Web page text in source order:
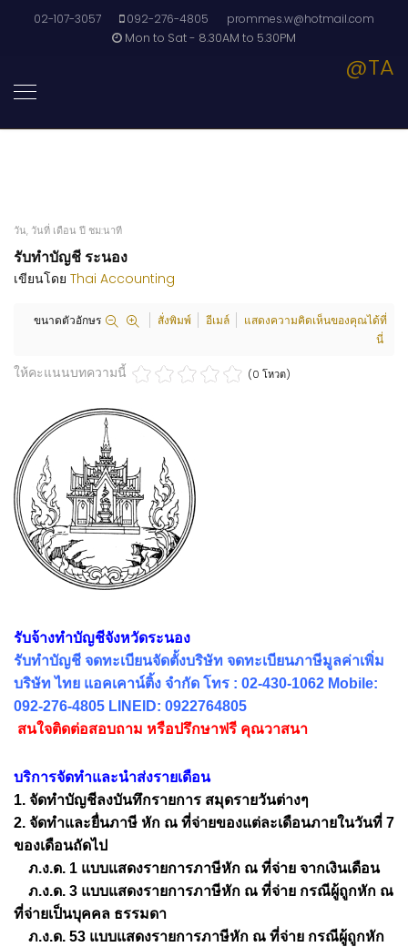
02-107-3057 092-276-4805
prommes.w@hotmail.com
Mon to Sat - 8.30AM to 5.30PM
@TA
วัน, วันที่ เดือน ปี ชม:นาที
รับทำบัญชี ระนอง
เขียนโดย Thai Accounting
ขนาดตัวอักษร สั่งพิมพ์ อีเมล์
แสดงความคิดเห็นของคุณได้ที่
นี่
ให้คะแนนบทความนี้ (0 โหวต)
รับจ้างทำบัญชีจังหวัดระนอง
รับทำบัญชี จดทะเบียนจัดตั้งบริษัท จดทะเบียนภาษีมูลค่าเพิ่ม
บริษัท ไทย แอคเคาน์ติ้ง จำกัด โทร : 02-430-1062 Mobile:
092-276-4805 LINEID: 0922764805
สนใจติดต่อสอบถาม หรือปรึกษาฟรี คุณวาสนา
บริการจัดทำและนำส่งรายเดือน
1. จัดทำบัญชีลงบันทึกรายการ สมุดรายวันต่างๆ
2. จัดทำและยื่นภาษี หัก ณ ที่จ่ายของแต่ละเดือนภายในวันที่ 7
ของเดือนถัดไป
ภ.ง.ด. 1 แบบแสดงรายการภาษีหัก ณ ที่จ่าย จากเงินเดือน
ภ.ง.ด. 3 แบบแสดงรายการภาษีหัก ณ ที่จ่าย กรณีผู้ถูกหัก ณ
ที่จ่ายเป็นบุคคล ธรรมดา
ภ.ง.ด. 53 แบบแสดงรายการภาษีหัก ณ ที่จ่าย กรณีผู้ถูกหัก